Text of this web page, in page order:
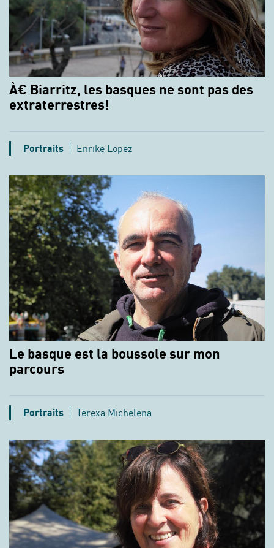
À€ Biarritz, les basques ne sont pas des
extraterrestres!
Portraits Enrike Lopez
Le basque est la boussole sur mon
parcours
Portraits Terexa Michelena